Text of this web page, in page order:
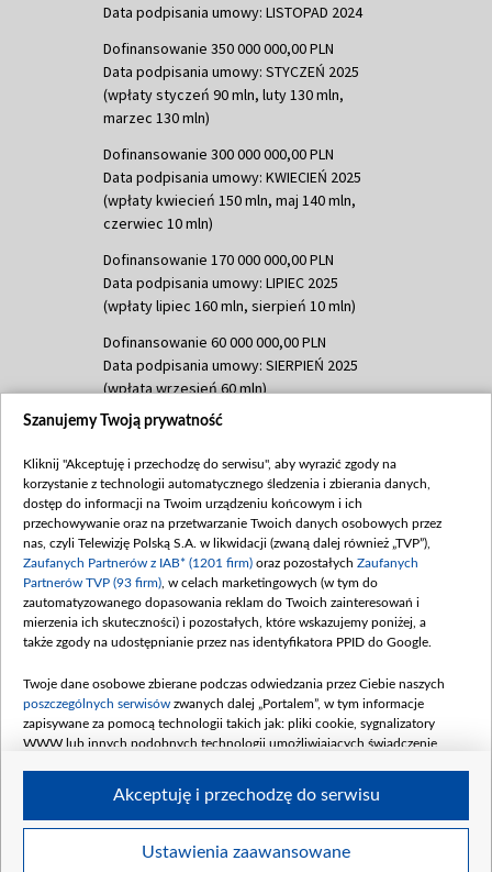
Data podpisania umowy: LISTOPAD 2024
Dofinansowanie 350 000 000,00 PLN
Data podpisania umowy: STYCZEŃ 2025
(wpłaty styczeń 90 mln, luty 130 mln,
marzec 130 mln)
Dofinansowanie 300 000 000,00 PLN
Data podpisania umowy: KWIECIEŃ 2025
(wpłaty kwiecień 150 mln, maj 140 mln,
czerwiec 10 mln)
Dofinansowanie 170 000 000,00 PLN
Data podpisania umowy: LIPIEC 2025
(wpłaty lipiec 160 mln, sierpień 10 mln)
Dofinansowanie 60 000 000,00 PLN
Data podpisania umowy: SIERPIEŃ 2025
(wpłata wrzesień 60 mln)
Dofinansowanie 635 783 051,21 PLN
(wpłata wrzesień 100 mln, październik 350
mln, listopad 265 mln)
Dofinansowanie 48 862 000,00 PLN
Data podpisania umowy: GRUDZIEŃ 2025
(wpłata grudzień 60,548 mln)
Dofinansowanie 900 000 000,00 PLN
Data podpisania umowy: LUTY 2026 (wpłata
kwiecień 180 mln, 7 maja 180 mln, 8
czerwca 90 mln)
Dofinansowanie 250 000 000,00 PLN
4 sierpnia 250 mln
Szanujemy Twoją prywatność
Kliknij "Akceptuję i przechodzę do serwisu", aby wyrazić zgody na
korzystanie z technologii automatycznego śledzenia i zbierania danych,
dostęp do informacji na Twoim urządzeniu końcowym i ich
przechowywanie oraz na przetwarzanie Twoich danych osobowych przez
nas, czyli Telewizję Polską S.A. w likwidacji (zwaną dalej również „TVP”),
Zaufanych Partnerów z IAB* (1201 firm) oraz pozostałych Zaufanych
Partnerów TVP (93 firm) , w celach marketingowych (w tym do
zautomatyzowanego dopasowania reklam do Twoich zainteresowań i
mierzenia ich skuteczności) i pozostałych, które wskazujemy poniżej, a
także zgody na udostępnianie przez nas identyfikatora PPID do Google.
Twoje dane osobowe zbierane podczas odwiedzania przez Ciebie naszych
poszczególnych serwisów zwanych dalej „Portalem”, w tym informacje
zapisywane za pomocą technologii takich jak: pliki cookie, sygnalizatory
WWW lub innych podobnych technologii umożliwiających świadczenie
Twoje dane osobowe zbierane podczas odwiedzania przez Ciebie
Ustawienia zaawansowane
Akceptuję i przechodzę do serwisu